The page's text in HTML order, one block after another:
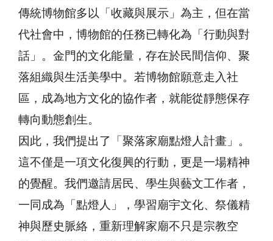
傳統博物館多以「收藏與展示」為主，但在當
代社會中，博物館的任務已轉化為「行動與對
話」。金門的文化能量，存在於民間信仰、聚
落組織與生活美學中。若博物館願意走入社
區，成為地方文化的協作者，就能從靜態保存
轉向動態創生。
因此，我們提出了「聚落家廟點燈人計畫」。
這不僅是一項文化復興的行動，更是一場精神
的覺醒。我們邀請居民、學生與藝文工作者，
一同成為「點燈人」，學習廟宇文化、祭儀精
神與歷史脈絡，重新理解家廟不只是宗教空